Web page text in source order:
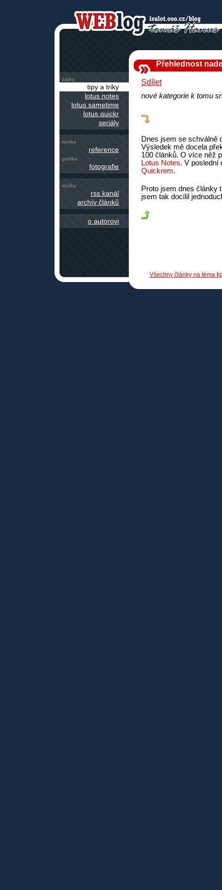
Přehlednost
Sdílet
nové kategorie k tomu
Dnes jsem se schválně
Výsledek mě docela
100 článků. O více něž
Lotus Notes. V poslední
Quickrem.
Proto jsem dnes články
jsem tak docílil
Všechny články na téma
zájmy
tipy a triky
lotus notes
lotus sametime
lotus quickr
seriály
tvorba
reference
grafika
fotografie
služby
rss kanál
archív článků
o autorovi